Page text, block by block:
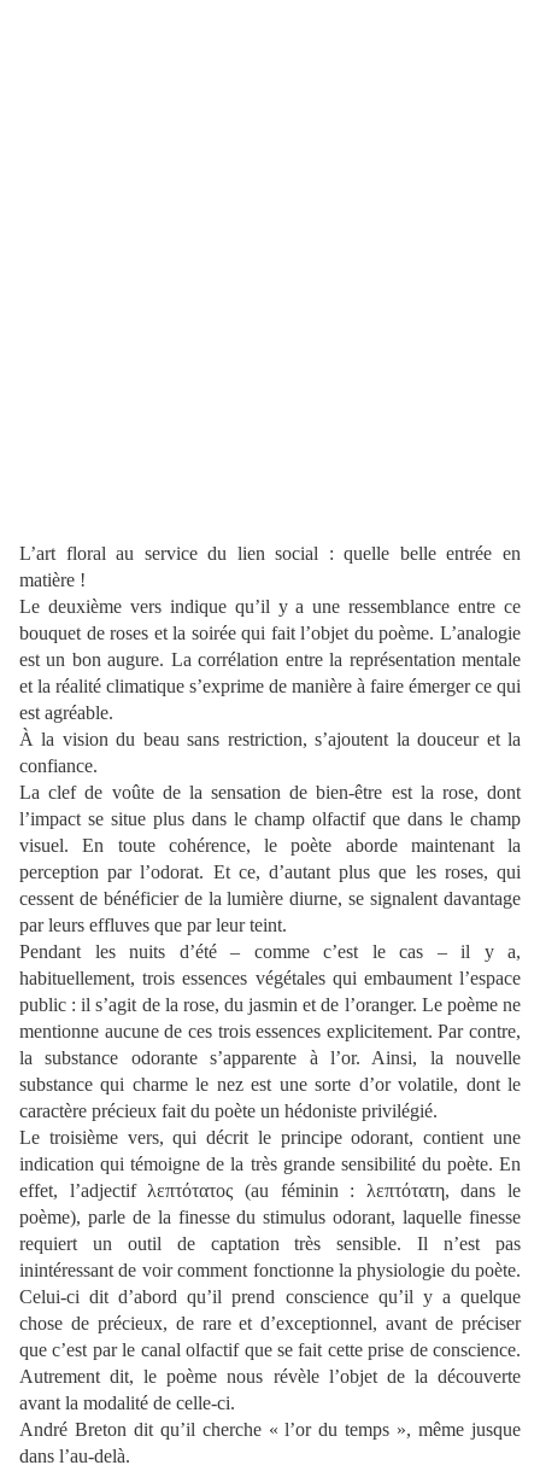
L’art floral au service du lien social : quelle belle entrée en
matière !
Le deuxième vers indique qu’il y a une ressemblance entre ce
bouquet de roses et la soirée qui fait l’objet du poème. L’analogie
est un bon augure. La corrélation entre la représentation mentale
et la réalité climatique s’exprime de manière à faire émerger ce qui
est agréable.
À la vision du beau sans restriction, s’ajoutent la douceur et la
confiance.
La clef de voûte de la sensation de bien-être est la rose, dont
l’impact se situe plus dans le champ olfactif que dans le champ
visuel. En toute cohérence, le poète aborde maintenant la
perception par l’odorat. Et ce, d’autant plus que les roses, qui
cessent de bénéficier de la lumière diurne, se signalent davantage
par leurs effluves que par leur teint.
Pendant les nuits d’été – comme c’est le cas – il y a,
habituellement, trois essences végétales qui embaument l’espace
public : il s’agit de la rose, du jasmin et de l’oranger. Le poème ne
mentionne aucune de ces trois essences explicitement. Par contre,
la substance odorante s’apparente à l’or. Ainsi, la nouvelle
substance qui charme le nez est une sorte d’or volatile, dont le
caractère précieux fait du poète un hédoniste privilégié.
Le troisième vers, qui décrit le principe odorant, contient une
indication qui témoigne de la très grande sensibilité du poète. En
effet, l’adjectif λεπτότατoς (au féminin : λεπτότατη, dans le
poème), parle de la finesse du stimulus odorant, laquelle finesse
requiert un outil de captation très sensible. Il n’est pas
inintéressant de voir comment fonctionne la physiologie du poète.
Celui-ci dit d’abord qu’il prend conscience qu’il y a quelque
chose de précieux, de rare et d’exceptionnel, avant de préciser
que c’est par le canal olfactif que se fait cette prise de conscience.
Autrement dit, le poème nous révèle l’objet de la découverte
avant la modalité de celle-ci.
André Breton dit qu’il cherche « l’or du temps », même jusque
dans l’au-delà.